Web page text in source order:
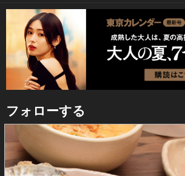
フォローする